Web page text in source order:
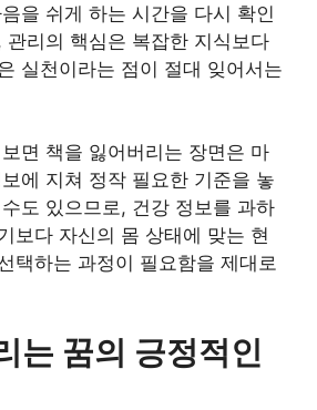
을 쉬게 하는 시간을 다시 확인
관리의 핵심은 복잡한 지식보다
실천이라는 점이 절대 잊어서는
면 책을 잃어버리는 장면은 마
에 지쳐 정작 필요한 기준을 놓
도 있으므로, 건강 정보를 과하
보다 자신의 몸 상태에 맞는 현
택하는 과정이 필요함을 제대로
는 꿈의 긍정적인